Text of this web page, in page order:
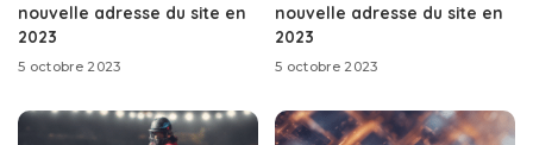
nouvelle adresse du site en
2023
5 octobre 2023
nouvelle adresse du site en
2023
5 octobre 2023